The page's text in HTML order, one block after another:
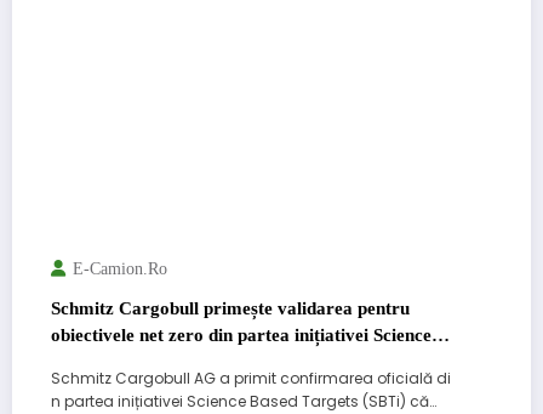
E-Camion.ro
Schmitz Cargobull primește validarea pentru
obiectivele net zero din partea inițiativei Science
Schmitz Cargobull AG a primit confirmarea oficială di
n partea inițiativei Science Based Targets (SBTi) că…